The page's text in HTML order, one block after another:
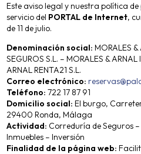
Este aviso legal y nuestra política
servicio del PORTAL de Internet,
de 11 de julio.
Denominación social: MORALES &
SEGUROS S.L. – MORALES & ARNAL
ARNAL RENTA21 S.L.
Correo electrónico:
Teléfono: 722 17 87 91
Domicilio social: El burgo,
29400 Ronda, Málaga
Actividad: Correduría de Seguros
Inmuebles – Inversión
Finalidad de la página web: